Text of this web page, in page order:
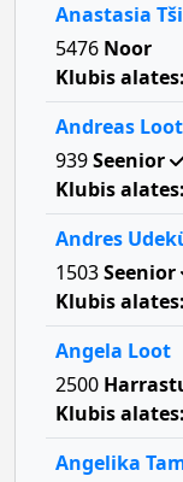
Anastasia
5476 Noor
Klubis alates:
Andreas
939Seenior
Klubis alates:
Andres
1503Seenior
Klubis alates:
Angela Loot
2500
Klubis alates:
Angelika